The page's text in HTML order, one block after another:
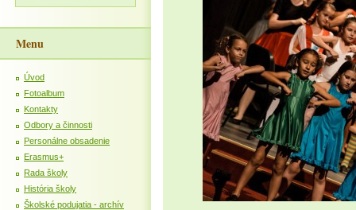
Menu
Úvod
Fotoalbum
Kontakty
Odbory a činnosti
Personálne obsadenie
Erasmus+
Rada školy
História školy
Školské podujatia - archív